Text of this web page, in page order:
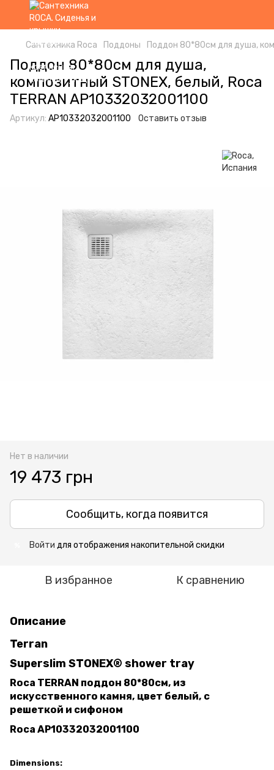
Сантехника Roca Поддоны Поддон 80*80см для душа,
Поддон 80*80см для душа,
композитный STONEX, белый, Roca
TERRAN AP10332032001100
Артикул: AP10332032001100 Оставить отзыв
Нет в наличии
19 473 грн
Сообщить, когда появится
Войти для отображения накопительной скидки
В избранное К сравнению
Описание
Terran
Superslim STONEX® shower tray
Roca TERRAN поддон 80*80см, из
искусственного камня, цвет белый, с
решеткой и сифоном
Roca AP10332032001100
Dimensions: